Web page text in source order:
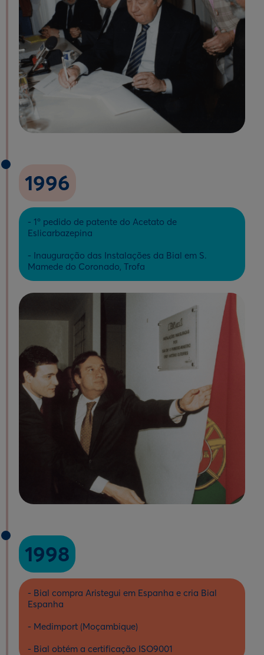
1996
- 1º pedido de patente do Acetato de
Eslicarbazepina
- Inauguração das Instalações da Bial em S.
Mamede do Coronado, Trofa
1998
- Bial compra Aristegui em Espanha e cria Bial
Espanha
- Medimport (Moçambique)
- Bial obtém a certificação ISO9001